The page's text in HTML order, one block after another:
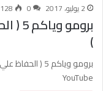
2 يوليو، 2017 0
128
)
YouTube